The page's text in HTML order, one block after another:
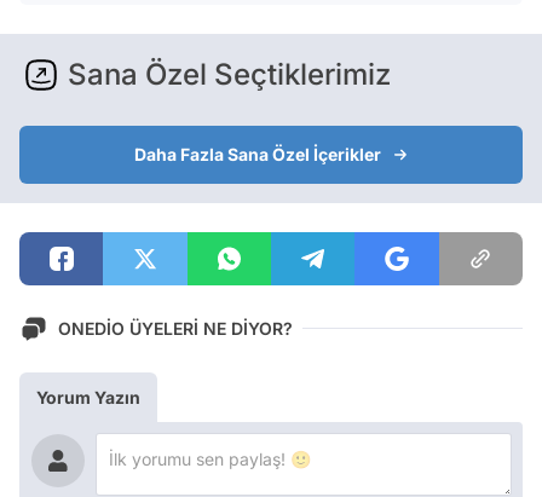
Sana Özel Seçtiklerimiz
Daha Fazla Sana Özel İçerikler
ONEDİO ÜYELERİ NE DİYOR?
Yorum Yazın